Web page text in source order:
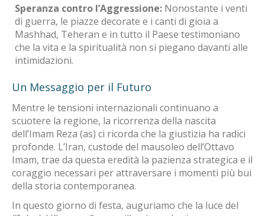
Speranza contro l’Aggressione: Nonostante i venti
di guerra, le piazze decorate e i canti di gioia a
Mashhad, Teheran e in tutto il Paese testimoniano
che la vita e la spiritualità non si piegano davanti alle
intimidazioni.
Un Messaggio per il Futuro
Mentre le tensioni internazionali continuano a
scuotere la regione, la ricorrenza della nascita
dell’Imam Reza (as) ci ricorda che la giustizia ha radici
profonde. L’Iran, custode del mausoleo dell’Ottavo
Imam, trae da questa eredità la pazienza strategica e il
coraggio necessari per attraversare i momenti più bui
della storia contemporanea.
In questo giorno di festa, auguriamo che la luce del